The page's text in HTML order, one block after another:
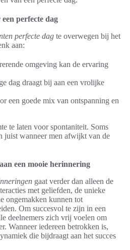
perfecte dag
perfecte dag te overwegen bij het
aan:
omgeving kan de ervaring
dag draagt bij aan een vrolijke
een goede mix van ontspanning en
te laten voor spontaniteit. Soms
juist wanneer men afwijkt van de
een mooie herinnering
gaat verder dan alleen de
met geliefden, de unieke
ongemakken kunnen tot
Om succesvol te zijn in een
deelnemers zich vrij voelen om
Wanneer iedereen betrokken is,
die bijdraagt aan het succes